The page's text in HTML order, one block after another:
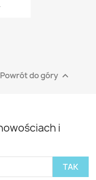
Powrót do góry 
i